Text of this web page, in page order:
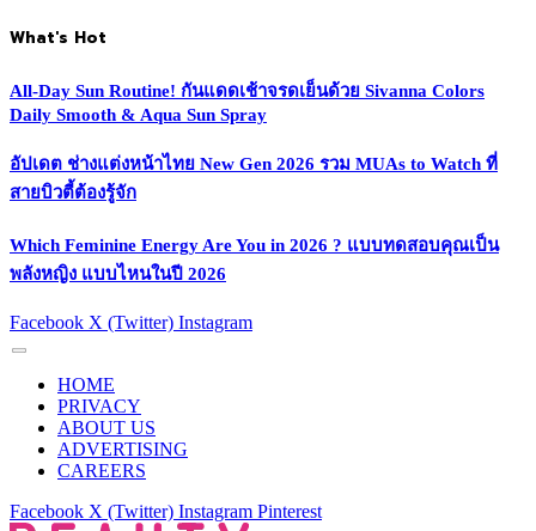
What's Hot
All-Day Sun Routine! กันแดดเช้าจรดเย็นด้วย Sivanna Colors
Daily Smooth & Aqua Sun Spray
อัปเดต ช่างแต่งหน้าไทย New Gen 2026 รวม MUAs to Watch ที่
สายบิวตี้ต้องรู้จัก
Which Feminine Energy Are You in 2026 ? แบบทดสอบคุณเป็น
พลังหญิง แบบไหนในปี 2026
Facebook X (Twitter) Instagram
HOME
PRIVACY
ABOUT US
ADVERTISING
CAREERS
Facebook X (Twitter) Instagram Pinterest